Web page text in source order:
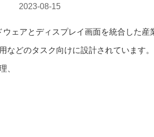
2023-08-15
ェアとディスプレイ画面を統合した産
どのタスク向けに設計されています。
、